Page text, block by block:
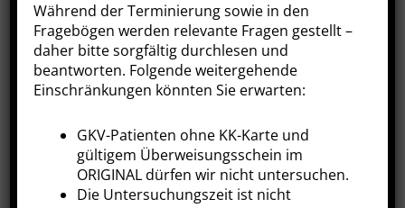
CT-gesteuerte Schmerztherapie
Während der Terminierung sowie in den
Fragebögen werden relevante Fragen gestellt –
daher bitte sorgfältig durchlesen und
beantworten. Folgende weitergehende
Einschränkungen könnten Sie erwarten:
GKV-Patienten ohne KK-Karte und
gültigem Überweisungsschein im
ORIGINAL dürfen wir nicht untersuchen.
Die Untersuchungszeit ist nicht